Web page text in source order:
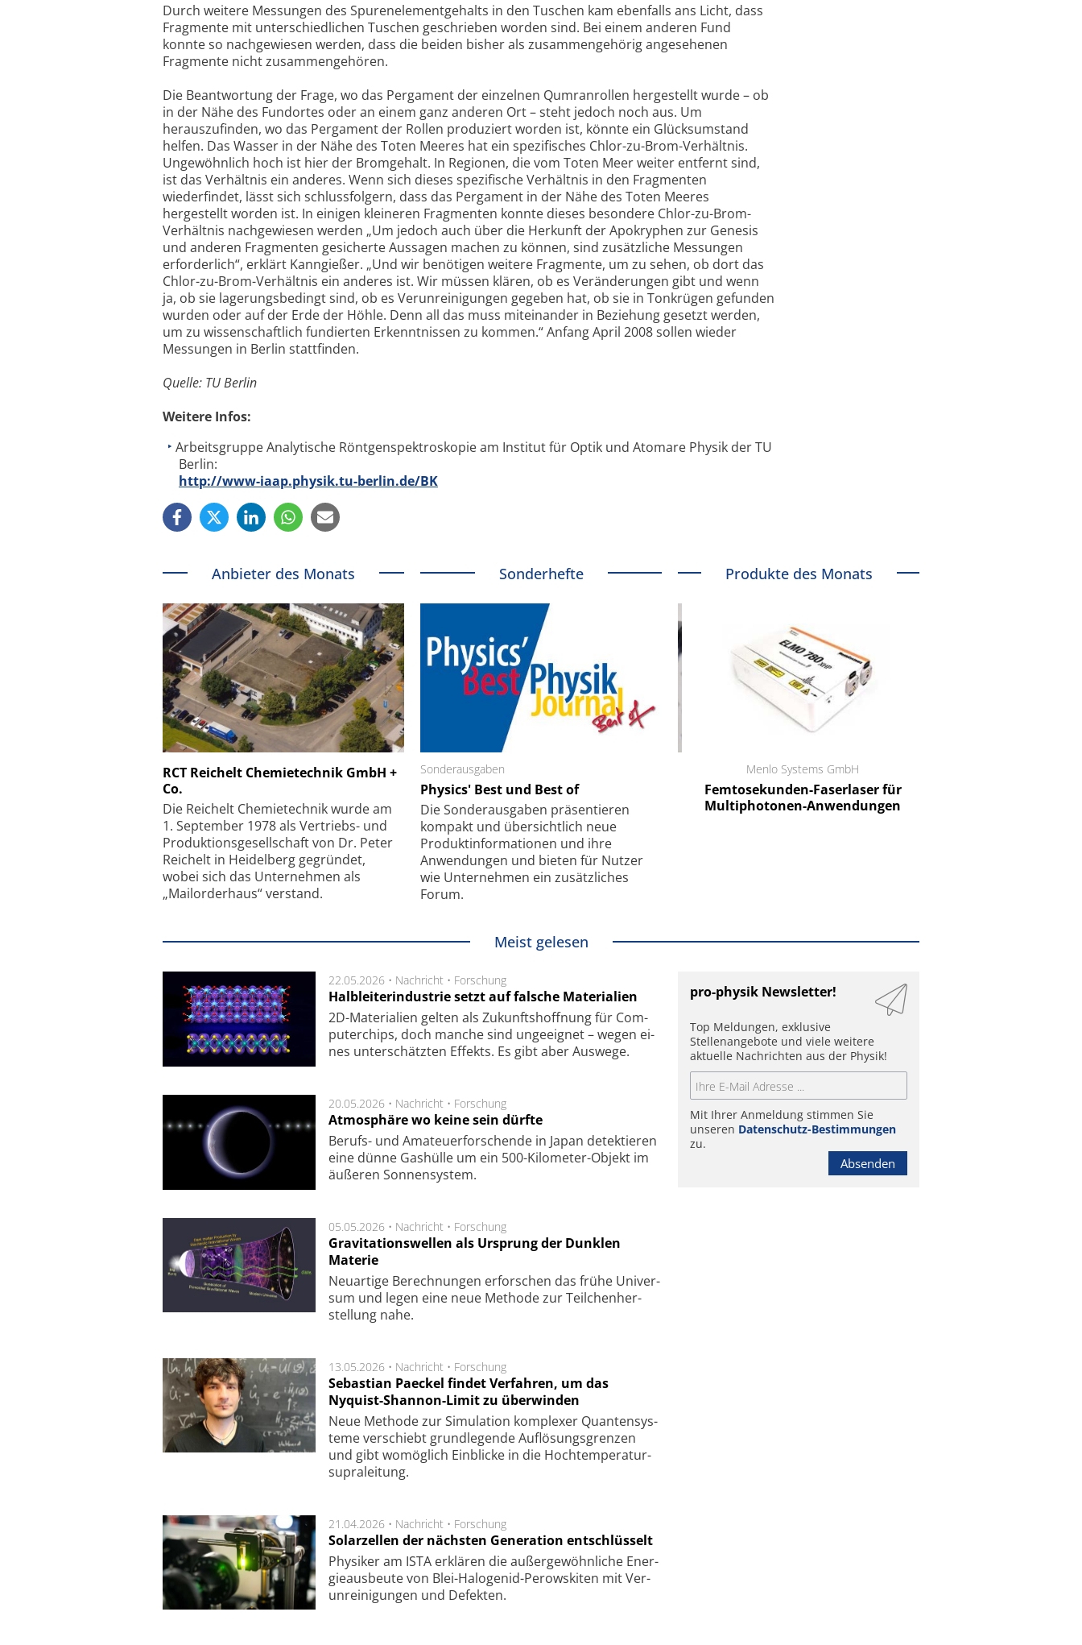
Durch weitere Messungen des Spurenelementgehalts in den Tuschen kam ebenfalls ans Licht, dass
Fragmente mit unterschiedlichen Tuschen geschrieben worden sind. Bei einem anderen Fund
konnte so nachgewiesen werden, dass die beiden bisher als zusammengehörig angesehenen
Fragmente nicht zusammengehören.
Die Beantwortung der Frage, wo das Pergament der einzelnen Qumranrollen hergestellt wurde – ob
in der Nähe des Fundortes oder an einem ganz anderen Ort – steht jedoch noch aus. Um
herauszufinden, wo das Pergament der Rollen produziert worden ist, könnte ein Glücksumstand
helfen. Das Wasser in der Nähe des Toten Meeres hat ein spezifisches Chlor-zu-Brom-Verhältnis.
Ungewöhnlich hoch ist hier der Bromgehalt. In Regionen, die vom Toten Meer weiter entfernt sind,
ist das Verhältnis ein anderes. Wenn sich dieses spezifische Verhältnis in den Fragmenten
wiederfindet, lässt sich schlussfolgern, dass das Pergament in der Nähe des Toten Meeres
hergestellt worden ist. In einigen kleineren Fragmenten konnte dieses besondere Chlor-zu-Brom-
Verhältnis nachgewiesen werden „Um jedoch auch über die Herkunft der Apokryphen zur Genesis
und anderen Fragmenten gesicherte Aussagen machen zu können, sind zusätzliche Messungen
erforderlich“, erklärt Kanngießer. „Und wir benötigen weitere Fragmente, um zu sehen, ob dort das
Chlor-zu-Brom-Verhältnis ein anderes ist. Wir müssen klären, ob es Veränderungen gibt und wenn
ja, ob sie lagerungsbedingt sind, ob es Verunreinigungen gegeben hat, ob sie in Tonkrügen gefunden
wurden oder auf der Erde der Höhle. Denn all das muss miteinander in Beziehung gesetzt werden,
um zu wissenschaftlich fundierten Erkenntnissen zu kommen.“ Anfang April 2008 sollen wieder
Messungen in Berlin stattfinden.
Quelle: TU Berlin
Weitere Infos:
Arbeitsgruppe Analytische Röntgenspektroskopie am Institut für Optik und Atomare Physik der TU
Berlin:
http://www-iaap.physik.tu-berlin.de/BK
Anbieter des Monats
RCT Reichelt Chemietechnik GmbH +
Co.
Die Reichelt Chemietechnik wurde am
1. September 1978 als Vertriebs- und
Produktionsgesellschaft von Dr. Peter
Reichelt in Heidelberg gegründet,
wobei sich das Unternehmen als
„Mailorderhaus“ verstand.
Sonderhefte
Sonderausgaben
Physics' Best und Best of
Die Sonder­ausgaben präsentieren
kompakt und übersichtlich neue
Produkt­informationen und ihre
Anwendungen und bieten für Nutzer
wie Unternehmen ein zusätzliches
Forum.
Produkte des Monats
Schäfter + Kirchhoff GmbH
Feinfokussierungsmechanismus
Elektronenmikroskopie auf
kleinstem Raum
Menlo Systems GmbH
Femtosekunden-Faserlaser für
Multiphotonen-Anwendungen
Meist gelesen
22.05.2026 • Nachricht • Forschung
Halbleiterindustrie setzt auf falsche Materialien
2D-Mate­ri­a­li­en gel­ten als Zu­kunfts­hoff­nung für Com­
pu­ter­chips, doch man­che sind un­ge­eig­net – we­gen ei­
nes un­ter­schätz­ten Ef­fekts. Es gibt aber Aus­we­ge.
20.05.2026 • Nachricht • Forschung
Atmosphäre wo keine sein dürfte
Berufs- und Ama­teuer­for­schen­de in Japan de­tek­tie­ren
eine dün­ne Gas­hül­le um ein 500-Kilo­meter-Objekt im
äu­ße­ren Son­nen­sys­tem.
05.05.2026 • Nachricht • Forschung
Gravitationswellen als Ursprung der Dunklen
Materie
Neu­artige Be­rech­nung­en er­for­schen das frü­he Uni­ver­
sum und legen eine neue Me­tho­de zur Teil­chen­her­
stel­lung nahe.
13.05.2026 • Nachricht • Forschung
Sebastian Paeckel findet Verfahren, um das
Nyquist-Shannon-Limit zu überwinden
Neue Methode zur Simu­la­tion kom­ple­xer Quan­ten­sys­
te­me ver­schiebt grund­le­gen­de Auf­lösungs­gren­zen
und gibt wo­mög­lich Ein­blicke in die Hoch­tempe­ra­tur­
supra­lei­tung.
21.04.2026 • Nachricht • Forschung
Solarzellen der nächsten Generation entschlüsselt
Physiker am ISTA er­klä­ren die außer­ge­wöhn­li­che Ener­
gie­aus­beu­te von Blei-Halo­ge­nid-Perows­ki­ten mit Ver­
unrei­ni­gung­en und De­fek­ten.
pro-physik Newsletter!
Top Meldungen, exklusive
Stellenangebote und viele weitere
aktuelle Nachrichten aus der Physik!
Mit Ihrer Anmeldung stimmen Sie
unseren Datenschutz-Bestimmungen
zu.
Absenden